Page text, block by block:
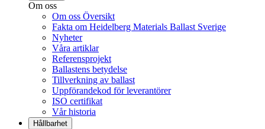
Om oss
Om oss Översikt
Fakta om Heidelberg Materials Ballast Sverige
Nyheter
Våra artiklar
Referensprojekt
Ballastens betydelse
Tillverkning av ballast
Uppförandekod för leverantörer
ISO certifikat
Vår historia
Hållbarhet